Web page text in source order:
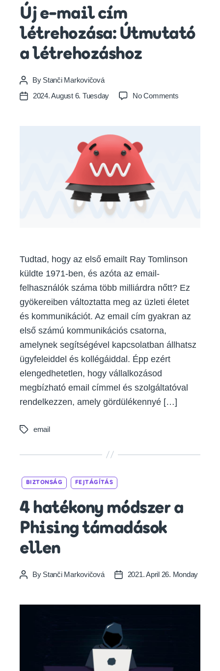
Új e-mail cím
létrehozása: Útmutató
a létrehozáshoz
Post
author
By Stanči Markovičová
Post2024. August 6. Tuesday No Commentson
Tudtad, hogy az első emailt Ray Tomlinson
küldte 1971-ben, és azóta az email-
felhasználók száma több milliárdra nőtt? Ez
gyökereiben változtatta meg az üzleti életet
és kommunikációt. Az email cím gyakran az
első számú kommunikációs csatorna,
amelynek segítségével kapcsolatban állhatsz
ügyfeleiddel és kollégáiddal. Épp ezért
elengedhetetlen, hogy vállalkozásod
megbízható email címmel és szolgáltatóval
rendelkezzen, amely gördülékennyé […]
Tagsemail
Categories
BIZTONSÁG FEJTÁGÍTÁS
4 hatékony módszer a
Phising támadások
ellen
PostBy Stanči Markovičová
Post2021. April 26. Monday